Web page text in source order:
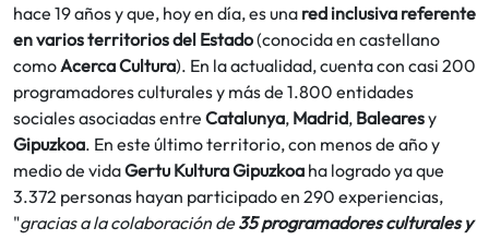
hace 19 años y que, hoy en día, es una red inclusiva referente
en varios territorios del Estado(conocida en castellano
comoAcerca Cultura). En la actualidad, cuenta con casi 200
programadores culturales y más de 1.800 entidades
sociales asociadas entre Catalunya, Madrid, Balearesy
Gipuzkoa. En este último territorio, con menos de año y
medio de vidaGertu Kultura Gipuzkoa ha logrado ya que
3.372 personas hayan participado en 290 experiencias,
"gracias a la colaboración de35 programadores culturales y